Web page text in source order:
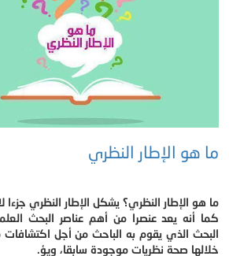
ما هو الإطار النظري
ما هو الإطار النظري؟ يشكل الإطار النظري جزءا
كما أنه يعد عنصرا من أهم عناصر البحث
البحث الذي يقوم به الباحث من أجل
خلالها صحة نظريات موجودة سابقا، ويؤ.